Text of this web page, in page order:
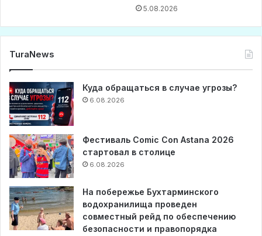
5.08.2026
TuraNews
Куда обращаться в случае угрозы?
6.08.2026
Фестиваль Comic Con Astana 2026
стартовал в столице
6.08.2026
На побережье Бухтарминского
водохранилища проведен
совместный рейд по обеспечению
безопасности и правопорядка